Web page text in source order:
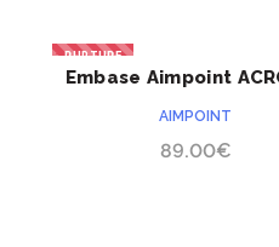
RUPTURE
ACHETER
Embase Aimpoint
AIMPOINT
89.00€